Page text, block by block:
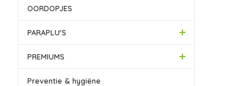
OORDOPJES
PARAPLU'S
PREMIUMS
Preventie & hygiëne